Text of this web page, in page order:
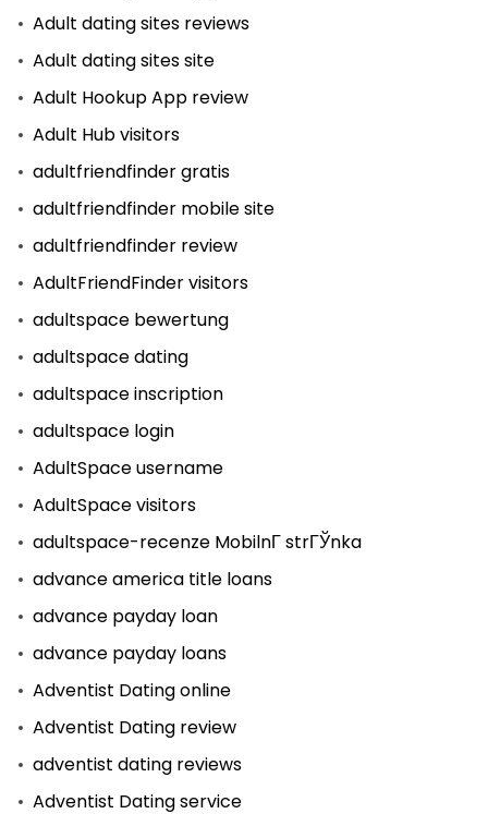
Adult dating sites reviews
Adult dating sites site
Adult Hookup App review
Adult Hub visitors
adultfriendfinder gratis
adultfriendfinder mobile site
adultfriendfinder review
AdultFriendFinder visitors
adultspace bewertung
adultspace dating
adultspace inscription
adultspace login
AdultSpace username
AdultSpace visitors
adultspace-recenze MobilnГ­ strГЎnka
advance america title loans
advance payday loan
advance payday loans
Adventist Dating online
Adventist Dating review
adventist dating reviews
Adventist Dating service